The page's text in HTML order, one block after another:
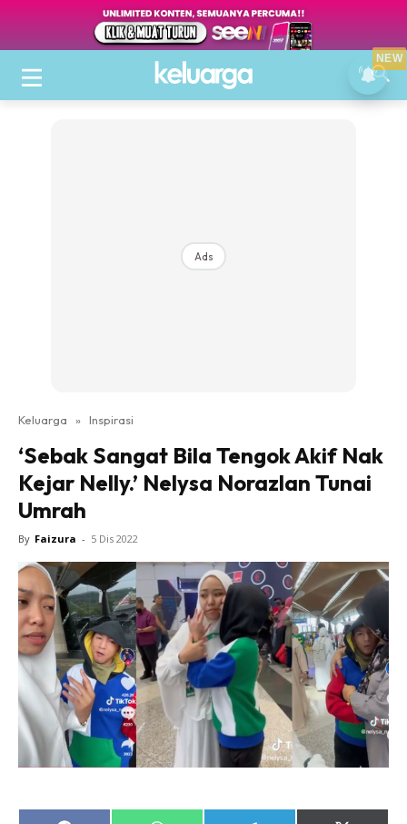
Ads
Keluarga » Inspirasi
‘Sebak Sangat Bila Tengok Akif Nak
Kejar Nelly.’ Nelysa Norazlan Tunai
Umrah
By Faizura - 5 Dis 2022
NEW